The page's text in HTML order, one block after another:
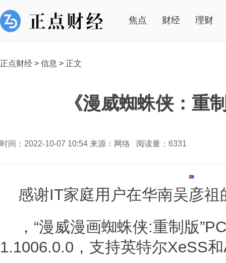
焦点 财经 理财
正点财经 > 信息 > 正文
《漫威蜘蛛侠：重
时间：2022-10-07 10:54 来源：网络 阅读量：6331
感谢IT家庭用户在华南吴彦祖
，“漫威漫画蜘蛛侠:重制版
1.1006.0.0，支持英特尔XeSS